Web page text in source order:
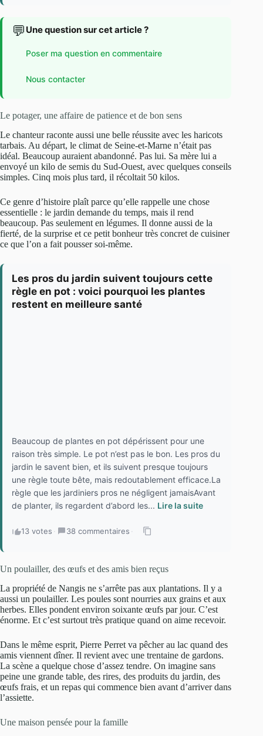
💬 Une question sur cet article ?
Poser ma question en commentaire
Nous contacter
Le potager, une affaire de patience et de bon sens
Le chanteur raconte aussi une belle réussite avec les haricots
tarbais. Au départ, le climat de Seine-et-Marne n’était pas
idéal. Beaucoup auraient abandonné. Pas lui. Sa mère lui a
envoyé un kilo de semis du Sud-Ouest, avec quelques conseils
simples. Cinq mois plus tard, il récoltait 50 kilos.
Ce genre d’histoire plaît parce qu’elle rappelle une chose
essentielle : le jardin demande du temps, mais il rend
beaucoup. Pas seulement en légumes. Il donne aussi de la
fierté, de la surprise et ce petit bonheur très concret de cuisiner
ce que l’on a fait pousser soi-même.
Les pros du jardin suivent toujours cette
règle en pot : voici pourquoi les plantes
restent en meilleure santé
Beaucoup de plantes en pot dépérissent pour une
raison très simple. Le pot n’est pas le bon. Les pros du
jardin le savent bien, et ils suivent presque toujours
une règle toute bête, mais redoutablement efficace.La
règle que les jardiniers pros ne négligent jamaisAvant
de planter, ils regardent d’abord les... Lire la suite
13 votes · 38 commentaires ·
Un poulailler, des œufs et des amis bien reçus
La propriété de Nangis ne s’arrête pas aux plantations. Il y a
aussi un poulailler. Les poules sont nourries aux grains et aux
herbes. Elles pondent environ soixante œufs par jour. C’est
énorme. Et c’est surtout très pratique quand on aime recevoir.
Dans le même esprit, Pierre Perret va pêcher au lac quand des
amis viennent dîner. Il revient avec une trentaine de gardons.
La scène a quelque chose d’assez tendre. On imagine sans
peine une grande table, des rires, des produits du jardin, des
œufs frais, et un repas qui commence bien avant d’arriver dans
l’assiette.
Une maison pensée pour la famille